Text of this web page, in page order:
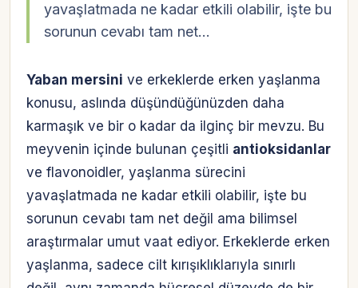
yavaşlatmada ne kadar etkili olabilir, işte bu
sorunun cevabı tam net…
Yaban mersini ve erkeklerde erken yaşlanma
konusu, aslında düşündüğünüzden daha
karmaşık ve bir o kadar da ilginç bir mevzu. Bu
meyvenin içinde bulunan çeşitli antioksidanlar
ve flavonoidler, yaşlanma sürecini
yavaşlatmada ne kadar etkili olabilir, işte bu
sorunun cevabı tam net değil ama bilimsel
araştırmalar umut vaat ediyor. Erkeklerde erken
yaşlanma, sadece cilt kırışıklıklarıyla sınırlı